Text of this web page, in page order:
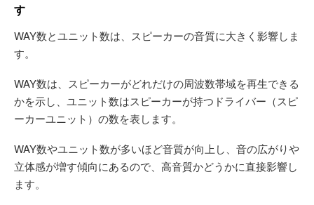
す
WAY数とユニット数は、スピーカーの音質に大きく影響しま
す。
WAY数は、スピーカーがどれだけの周波数帯域を再生できる
かを示し、ユニット数はスピーカーが持つドライバー（スピ
ーカーユニット）の数を表します。
WAY数やユニット数が多いほど音質が向上し、音の広がりや
立体感が増す傾向にあるので、高音質かどうかに直接影響し
ます。